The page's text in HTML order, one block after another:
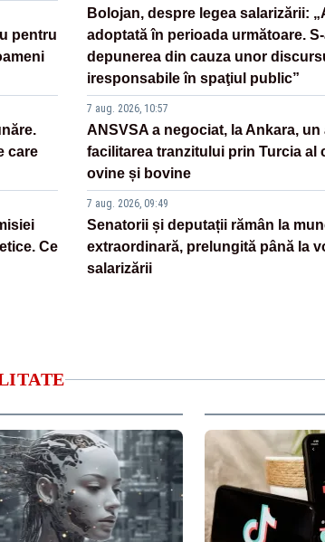
pentru
care
Ce
Bolojan, despre legea salarizării:
adoptată în perioada următoare.
depunerea din cauza unor
iresponsabile în spaţiul public”
7 aug. 2026, 10:57
ANSVSA a negociat, la Ankara,
facilitarea tranzitului prin Turcia al
ovine și bovine
7 aug. 2026, 09:49
Senatorii și deputații rămân la
extraordinară, prelungită până la
salarizării